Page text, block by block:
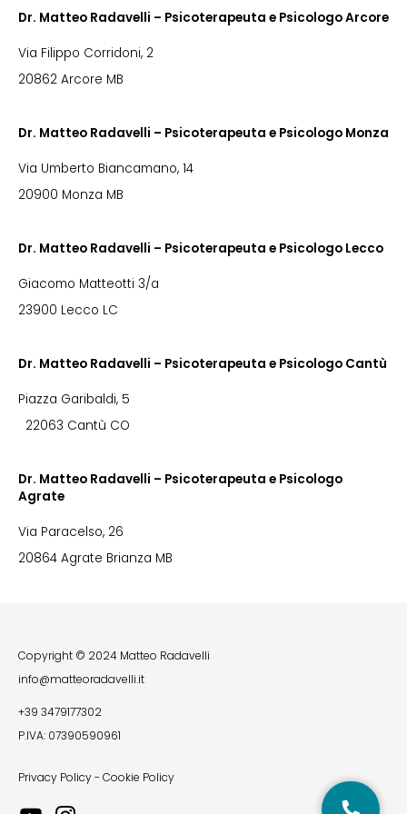
Dr. Matteo Radavelli – Psicoterapeuta e Psicologo Arcore
Via Filippo Corridoni, 2
20862 Arcore MB
Dr. Matteo Radavelli – Psicoterapeuta e Psicologo Monza
Via Umberto Biancamano, 14
20900 Monza MB
Dr. Matteo Radavelli – Psicoterapeuta e Psicologo Lecco
Giacomo Matteotti 3/a
23900 Lecco LC
Dr. Matteo Radavelli – Psicoterapeuta e Psicologo Cantù
Piazza Garibaldi, 5
22063 Cantù CO
Dr. Matteo Radavelli – Psicoterapeuta e Psicologo
Agrate
Via Paracelso, 26
20864 Agrate Brianza MB
Copyright © 2024 Matteo Radavelli
info@matteoradavelli.it
+39 3479177302
P.IVA: 07390590961
Privacy Policy- Cookie Policy